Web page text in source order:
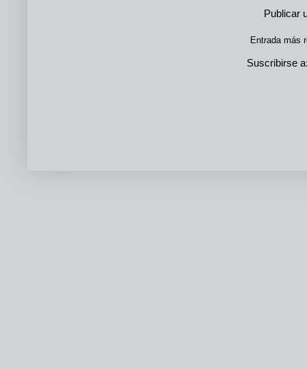
Publicar
Entrada más
Suscribirse